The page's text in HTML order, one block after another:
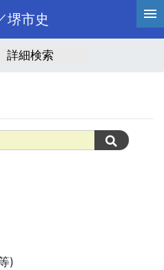
堺市史
詳細検索
)